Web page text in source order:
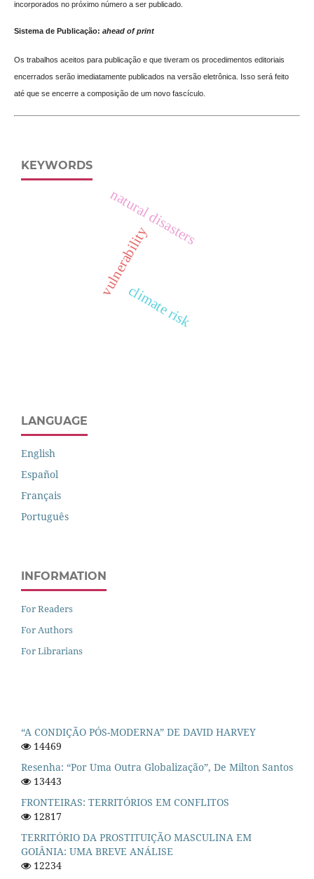
incorporados no próximo número a ser publicado.
Sistema de Publicação: ahead of print
Os trabalhos aceitos para publicação e que tiveram os procedimentos editoriais
encerrados serão imediatamente publicados na versão eletrônica. Isso será feito
até que se encerre a composição de um novo fascículo.
KEYWORDS
vulnerability
climate risk
natural disasters
LANGUAGE
English
Español
Français
Português
INFORMATION
For Readers
For Authors
For Librarians
“A CONDIÇÃO PÓS-MODERNA” DE DAVID HARVEY
14469
Resenha: “Por Uma Outra Globalização”, De Milton Santos
13443
FRONTEIRAS: TERRITÓRIOS EM CONFLITOS
12817
TERRITÓRIO DA PROSTITUIÇÃO MASCULINA EM
GOIÂNIA: UMA BREVE ANÁLISE
12234